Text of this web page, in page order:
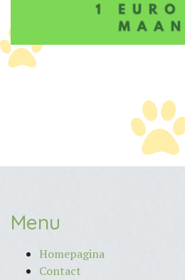
Menu
Homepagina
Contact